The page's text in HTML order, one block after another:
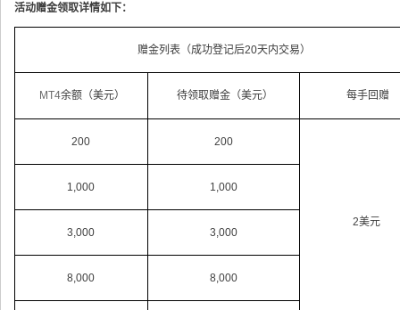
活动赠金领取详情如下：
赠金列表（成功登记后20天内交易）
MT4余额（美元） 待领取赠金（美元） 每手回赠
200 200
2美元
1,000 1,000
3,000 3,000
8,000 8,000